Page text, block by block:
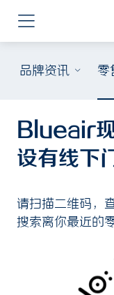
品牌资讯 零
Blueair
设有线下
请扫描二维码，
搜索离你最近的